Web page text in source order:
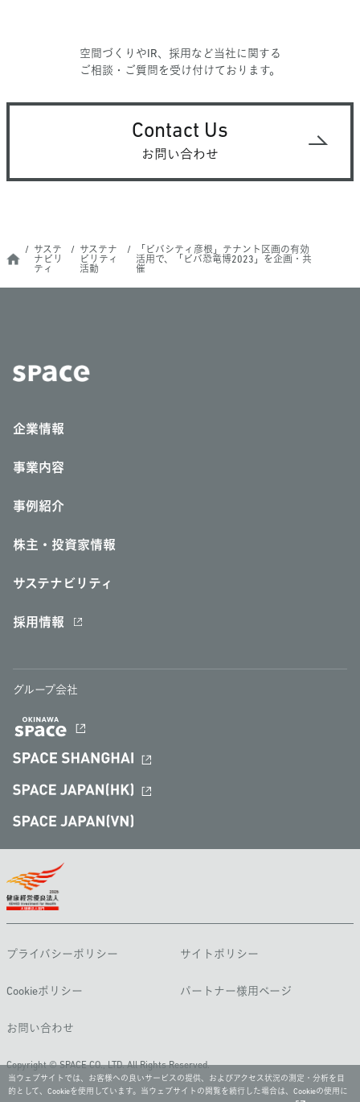
空間づくりやIR、採用など当社に関する
ご相談・ご質問を受け付けております。
Contact Us
お問い合わせ
サステ
ナビリ
ティ
サステナ
ビリティ
活動
「ビバシティ彦根」テナント区画の有効
活用で、「ビバ恐竜博2023」を企画・共
催
企業情報
事業内容
事例紹介
株主・投資家情報
サステナビリティ
採用情報
グループ会社
プライバシーポリシー サイトポリシー
Cookieポリシー パートナー様用ページ
お問い合わせ
Copyright © SPACE CO., LTD. All Rights Reserved.
当ウェブサイトでは、お客様への良いサービスの提供、およびアクセス状況の測定・分析を目
的として、Cookieを使用しています。当ウェブサイトの閲覧を続行した場合は、Cookieの使用に